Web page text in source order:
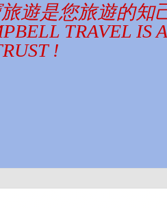
遊是您旅遊的知
TRAVEL IS
!